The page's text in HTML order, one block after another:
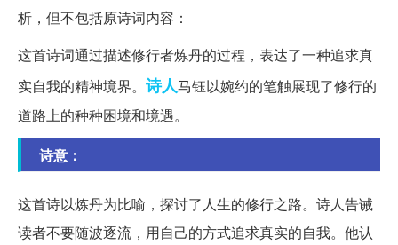
析，但不包括原诗词内容：
这首诗词通过描述修行者炼丹的过程，表达了一种追求真
实自我的精神境界。 诗人马钰以婉约的笔触展现了修行的
道路上的种种困境和境遇。
诗意：
这首诗以炼丹为比喻，探讨了人生的修行之路。诗人告诫
读者不要随波逐流，用自己的方式追求真实的自我。他认